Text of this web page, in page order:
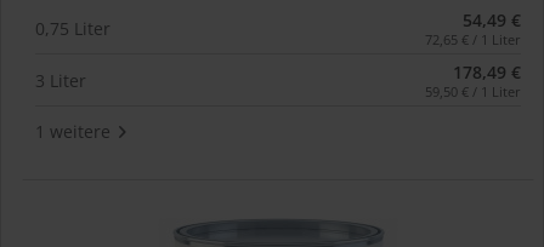
0,75 Liter 54,49 €
72,65 € / 1 Liter
3 Liter 178,49 €
59,50 € / 1 Liter
1 weitere